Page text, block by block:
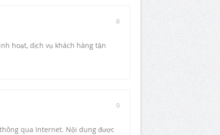
8
hoạt, dịch vụ khách hàng tận
9
qua Internet. Nội dung được